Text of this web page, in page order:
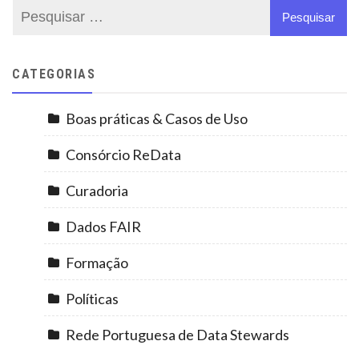
CATEGORIAS
Boas práticas & Casos de Uso
Consórcio ReData
Curadoria
Dados FAIR
Formação
Políticas
Rede Portuguesa de Data Stewards